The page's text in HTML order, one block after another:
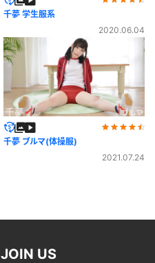
千夢 学生服系
2020.06.04
千夢 ブルマ(体操服)
2021.07.24
JOIN US